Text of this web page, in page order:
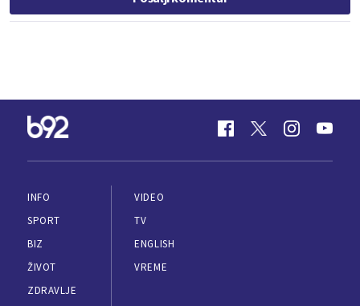
INFO
SPORT
BIZ
ŽIVOT
ZDRAVLJE
VIDEO
TV
ENGLISH
VREME